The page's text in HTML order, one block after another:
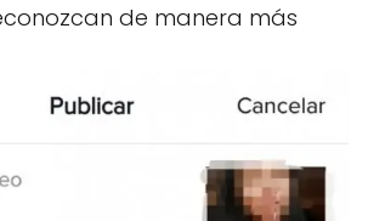
de manera más